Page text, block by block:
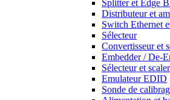
Splitter et Edge
Distributeur et
Switch Ethernet
Sélecteur
Convertisseur et
Embedder / De-
Sélecteur et
Emulateur EDID
Sonde de